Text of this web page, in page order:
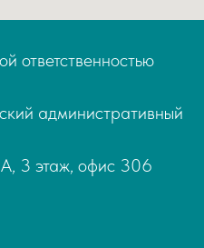
ответственностью
административный
3 этаж, офис 306